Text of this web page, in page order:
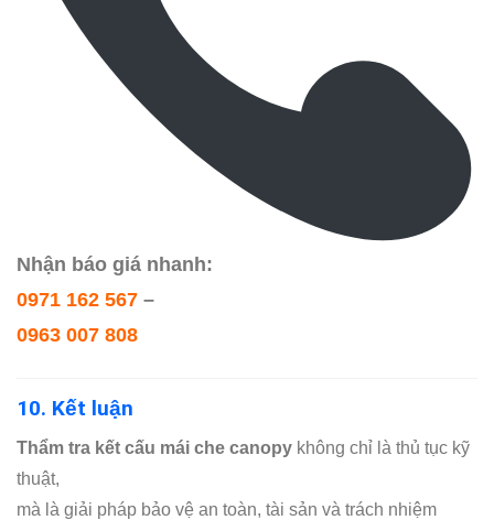
Nhận báo giá nhanh:
0971 162 567 –
0963 007 808
10. Kết luận
Thẩm tra kết cấu mái che canopy không chỉ là thủ tục kỹ
thuật,
mà là giải pháp bảo vệ an toàn, tài sản và trách nhiệm